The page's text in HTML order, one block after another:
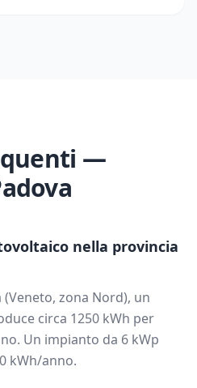
—
nella provincia
(Veneto, zona Nord), un
circa 1250 kWh per
Un impianto da 6 kWp
kWh/anno.